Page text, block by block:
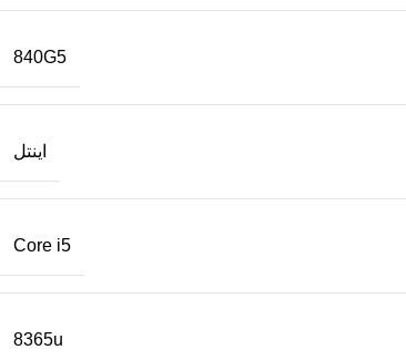
840G5
اینتل
Core i5
8365u